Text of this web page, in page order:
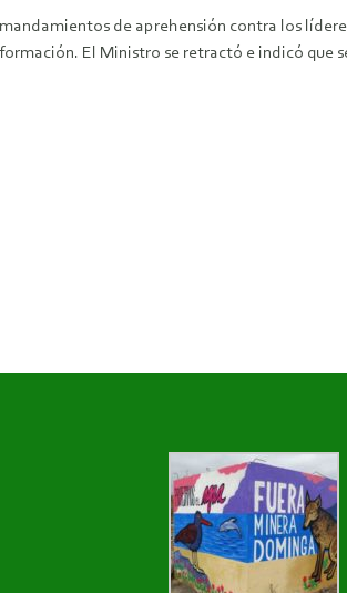
de aprehensión contra los
El Ministro se retractó e indicó que